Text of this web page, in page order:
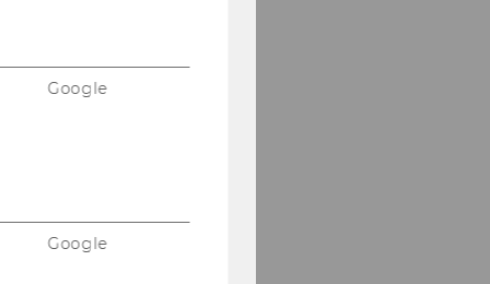
Google
Google